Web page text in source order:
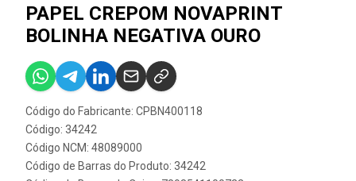
PAPEL CREPOM NOVAPRINT
BOLINHA NEGATIVA OURO
Código do Fabricante: CPBN400118
Código: 34242
Código NCM: 48089000
Código de Barras do Produto: 34242